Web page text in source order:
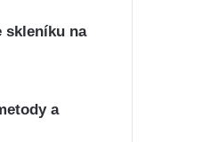
skleníku na
a